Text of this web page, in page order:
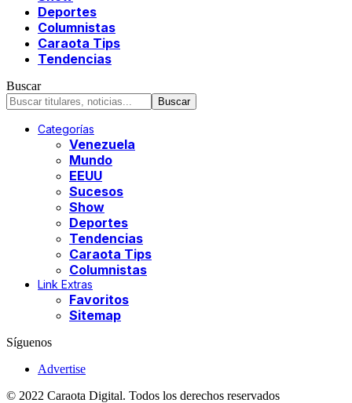
Deportes
Columnistas
Caraota Tips
Tendencias
Buscar
Categorías
Venezuela
Mundo
EEUU
Sucesos
Show
Deportes
Tendencias
Caraota Tips
Columnistas
Link Extras
Favoritos
Sitemap
Síguenos
Advertise
© 2022 Caraota Digital. Todos los derechos reservados